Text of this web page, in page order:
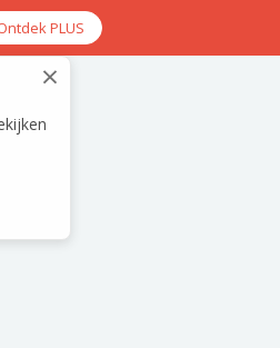
PLUS
×